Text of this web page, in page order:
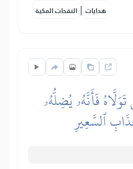
النفحات المكية | هدايات
فَأَنَّهُۥ يُضِلُّهُۥ
ٱلسَّعِيرِ